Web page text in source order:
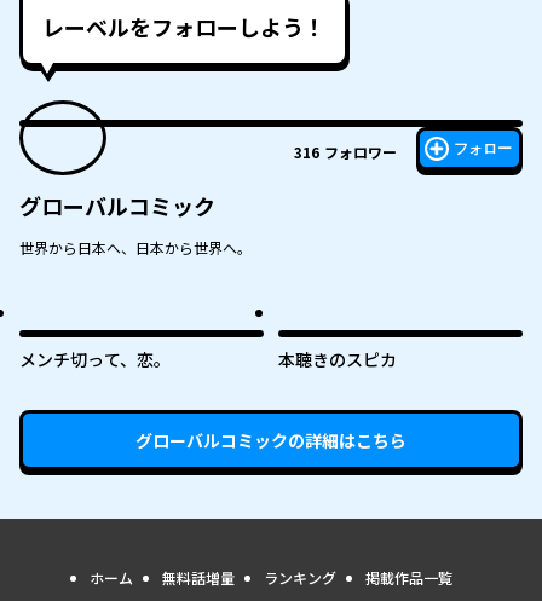
レーベルをフォローしよう！
316 フォロワー フォロー
グローバルコミック
世界から日本へ、日本から世界へ。
メンチ切って、恋。 本聴きのスピカ
グローバルコミックの詳細はこちら
ホーム 無料話増量 ランキング 掲載作品一覧